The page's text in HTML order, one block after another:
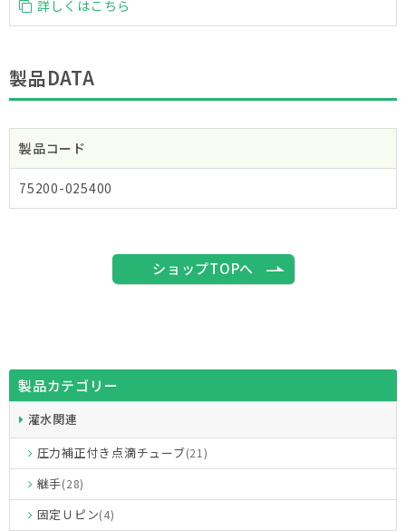
詳しくはこちら
製品DATA
製品コード
75200-025400
ショップTOPへ
製品カテゴリー
灌水関連
圧力補正付き点滴チューブ(21)
継手(28)
固定Ｕピン(4)